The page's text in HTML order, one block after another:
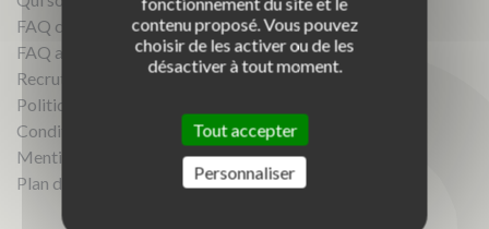
FAQ candidats
FAQ auto-écoles
Recrutement
Politique de confidentialité
Conditions générales d'utilisation
Mentions légales
Plan du site
contenu proposé. Vous pouvez
choisir de les activer ou de les
désactiver à tout moment.
Tout accepter
Personnaliser